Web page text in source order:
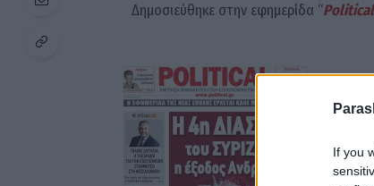
If you
Δημοσιεύθηκε στην εφημερίδα “Political